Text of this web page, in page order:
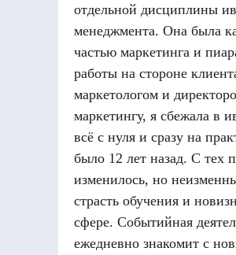
отдельной дисциплины
менеджмента. Она была
частью маркетинга и
работы на стороне
маркетологом и
маркетингу, я сбежала в
всё с нуля и сразу на
было 12 лет назад. С тех
изменилось, но
страсть обучения и
сфере. Событийная
ежедневно знакомит с